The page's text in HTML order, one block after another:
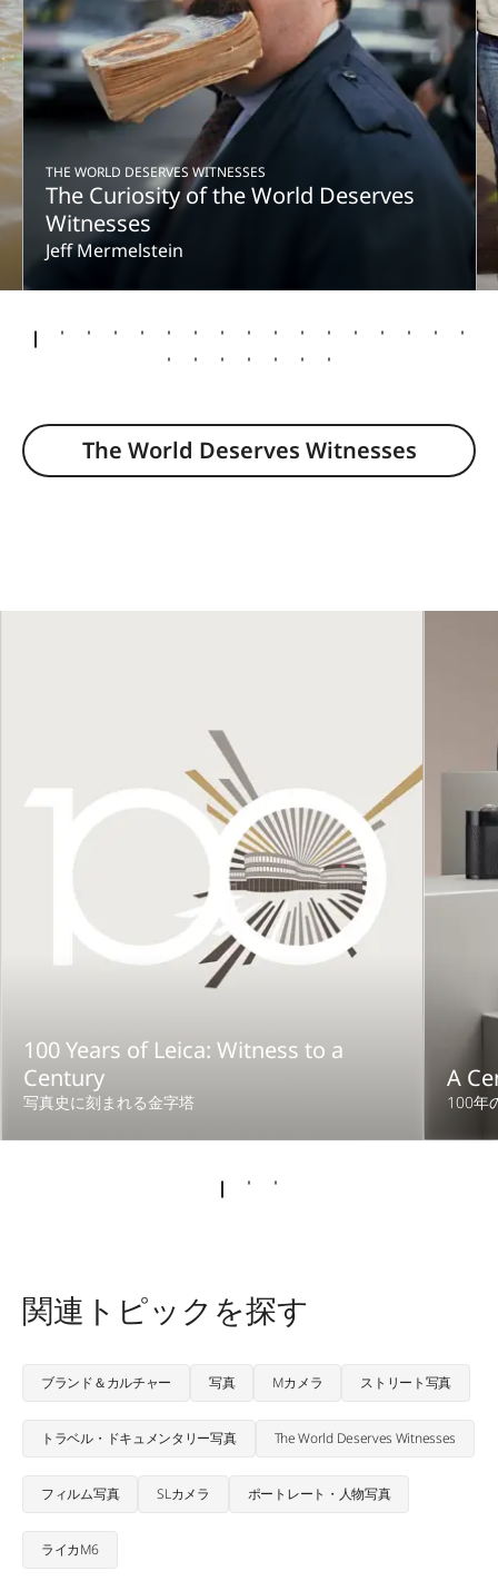
THE WORLD DESERVES WITNESSES
The Curiosity of the World Deserves
Witnesses
Jeff Mermelstein
The World Deserves Witnesses
100 Years of Leica: Witness to a
Century
写真史に刻まれる金字塔
A
100年
関連トピックを探す
ブランド＆カルチャー 写真 Mカメラ ストリート写真
トラベル・ドキュメンタリー写真 The World Deserves Witnesses
フィルム写真 SLカメラ ポートレート・人物写真
ライカM6